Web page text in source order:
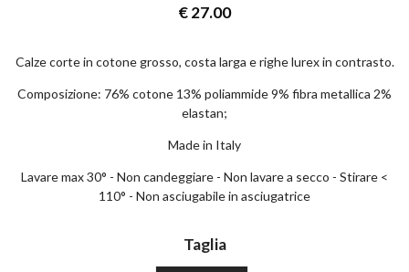
€27.00
Calze corte in cotone grosso, costa larga e righe lurex in contrasto.
Composizione: 76% cotone 13% poliammide 9% fibra metallica 2%
elastan;
Made in Italy
Lavare max 30° - Non candeggiare - Non lavare a secco - Stirare <
110° - Non asciugabile in asciugatrice
Taglia